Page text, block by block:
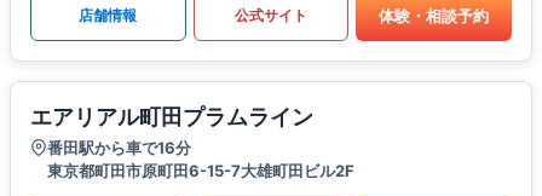
店舗情報 公式サイト 体験・相談予約
エアリアル町田プラムライン
番田駅から車で16分
東京都町田市原町田6-15-7大雄町田ビル2F